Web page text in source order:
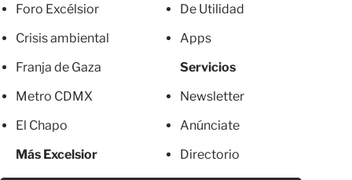
Foro Excélsior
Crisis ambiental
Franja de Gaza
Metro CDMX
El Chapo
Más Excelsior
De Utilidad
Apps
Servicios
Newsletter
Anúnciate
Directorio